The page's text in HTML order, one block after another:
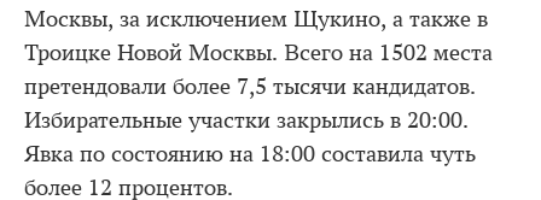
Москвы, за исключением Щукино, а также в
Троицке Новой Москвы. Всего на 1502 места
претендовали более 7,5 тысячи кандидатов.
Избирательные участки закрылись в 20:00.
Явка по состоянию на 18:00 составила чуть
более 12 процентов.